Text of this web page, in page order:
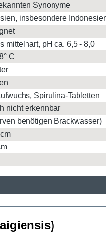
Synonyme
insbesondere
mittelhart, pH ca. 6,5 - 8,0
C
Spirulina-Tabletten
nicht erkennbar
benötigen Brackwasser)